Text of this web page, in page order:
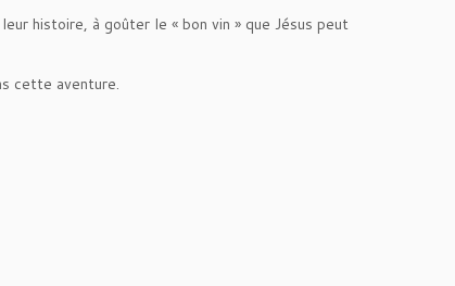
histoire, à goûter le « bon vin » que Jésus peut
cette aventure.